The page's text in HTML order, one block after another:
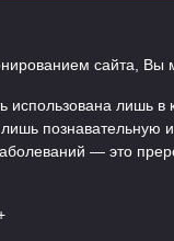
разработали
5
сайта, Вы
лишь в
— это